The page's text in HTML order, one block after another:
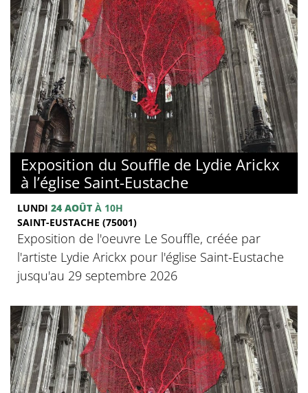
Exposition du Souffle de Lydie Arickx
à l’église Saint-Eustache
LUNDI 24 AOÛT À 10H
SAINT-EUSTACHE (75001)
Exposition de l'oeuvre Le Souffle, créée par
l'artiste Lydie Arickx pour l'église Saint-Eustache
jusqu'au 29 septembre 2026